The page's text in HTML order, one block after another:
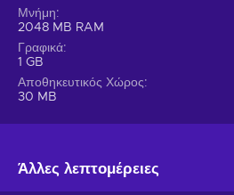
Μνήμη
2048 MB RAM
Γραφικά
1 GB
Αποθηκευτικός Χώρος
30 MB
Άλλες λεπτομέρειες